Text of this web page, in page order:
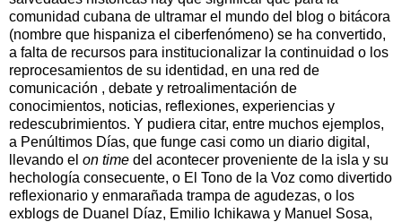
comunidad cubana de ultramar el mundo del blog o bitácora
(nombre que hispaniza el ciberfenómeno) se ha convertido,
a falta de recursos para institucionalizar la continuidad o los
reprocesamientos de su identidad, en una red de
comunicación , debate y retroalimentación de
conocimientos, noticias, reflexiones, experiencias y
redescubrimientos. Y pudiera citar, entre muchos ejemplos,
a Penúltimos Días, que funge casi como un diario digital,
llevando el on time del acontecer proveniente de la isla y su
hechología consecuente, o El Tono de la Voz como divertido
reflexionario y enmarañada trampa de agudezas, o los
exblogs de Duanel Díaz, Emilio Ichikawa y Manuel Sosa,